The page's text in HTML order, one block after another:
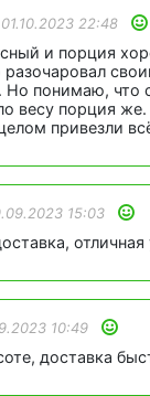
01.10.2023 22:48
и порция
Но понимаю, что
весу порция
привезли
15:03
10:49
доставка